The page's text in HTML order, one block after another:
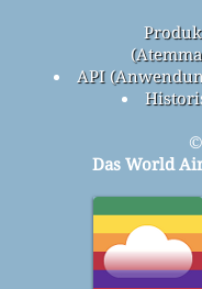
API
Das World